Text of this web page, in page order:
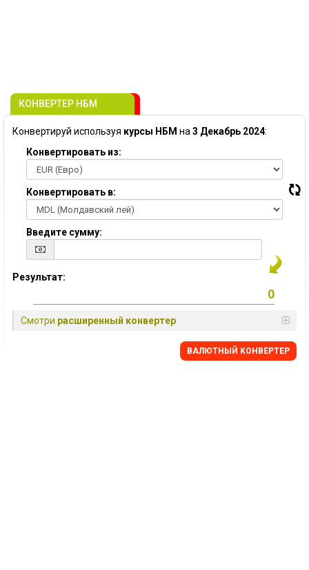
КОНВЕРТЕР НБМ
Конвертируй используя курсы НБМ на 3 Декабрь 2024:
Конвертировать из:
Конвертировать в:
Введите сумму:
Результат:
Смотри расширенный конвертер
BАЛЮТНЫЙ KОНВЕРТЕР